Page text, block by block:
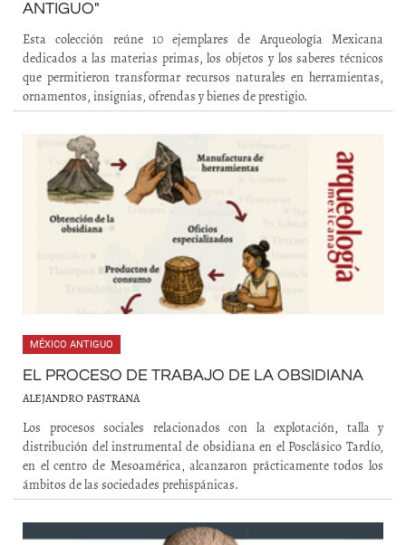
ANTIGUO"
Esta colección reúne 10 ejemplares de Arqueología Mexicana
dedicados a las materias primas, los objetos y los saberes técnicos
que permitieron transformar recursos naturales en herramientas,
ornamentos, insignias, ofrendas y bienes de prestigio.
MÉXICO ANTIGUO
EL PROCESO DE TRABAJO DE LA OBSIDIANA
ALEJANDRO PASTRANA
Los procesos sociales relacionados con la explotación, talla y
distribución del instrumental de obsidiana en el Posclásico Tardío,
en el centro de Mesoamérica, alcanzaron prácticamente todos los
ámbitos de las sociedades prehispánicas.